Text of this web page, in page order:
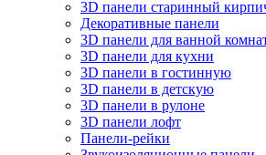
3D панели старинный
Декоративные панели
3D панели для ванной
3D панели для кухни
3D панели в гостинную
3D панели в детскую
3D панели в рулоне
3D панели лофт
Панели-рейки